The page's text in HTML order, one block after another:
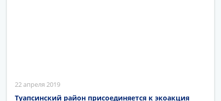
22 апреля 2019
Туапсинский район присоединяется к экоакция